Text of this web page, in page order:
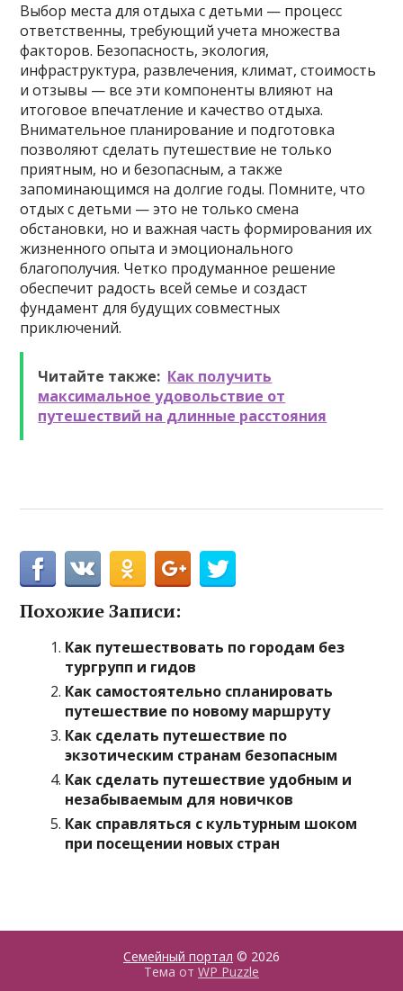
Выбор места для отдыха с детьми — процесс
ответственны, требующий учета множества
факторов. Безопасность, экология,
инфраструктура, развлечения, климат, стоимость
и отзывы — все эти компоненты влияют на
итоговое впечатление и качество отдыха.
Внимательное планирование и подготовка
позволяют сделать путешествие не только
приятным, но и безопасным, а также
запоминающимся на долгие годы. Помните, что
отдых с детьми — это не только смена
обстановки, но и важная часть формирования их
жизненного опыта и эмоционального
благополучия. Четко продуманное решение
обеспечит радость всей семье и создаст
фундамент для будущих совместных
приключений.
Читайте также: Как получить
максимальное удовольствие от
путешествий на длинные расстояния
Похожие Записи:
Как путешествовать по городам без
тургрупп и гидов
Как самостоятельно спланировать
путешествие по новому маршруту
Как сделать путешествие по
экзотическим странам безопасным
Как сделать путешествие удобным и
незабываемым для новичков
Как справляться с культурным шоком
при посещении новых стран
Семейный портал © 2026
Тема от WP Puzzle